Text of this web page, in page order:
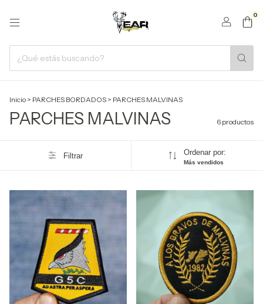
0
Inicio > PARCHES BORDADOS > PARCHES MALVINAS
PARCHES MALVINAS 6 productos
Filtrar Ordenar por:
Más vendidos